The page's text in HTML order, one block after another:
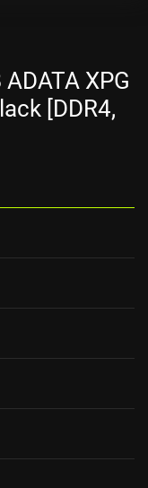
XPG
[DDR4,